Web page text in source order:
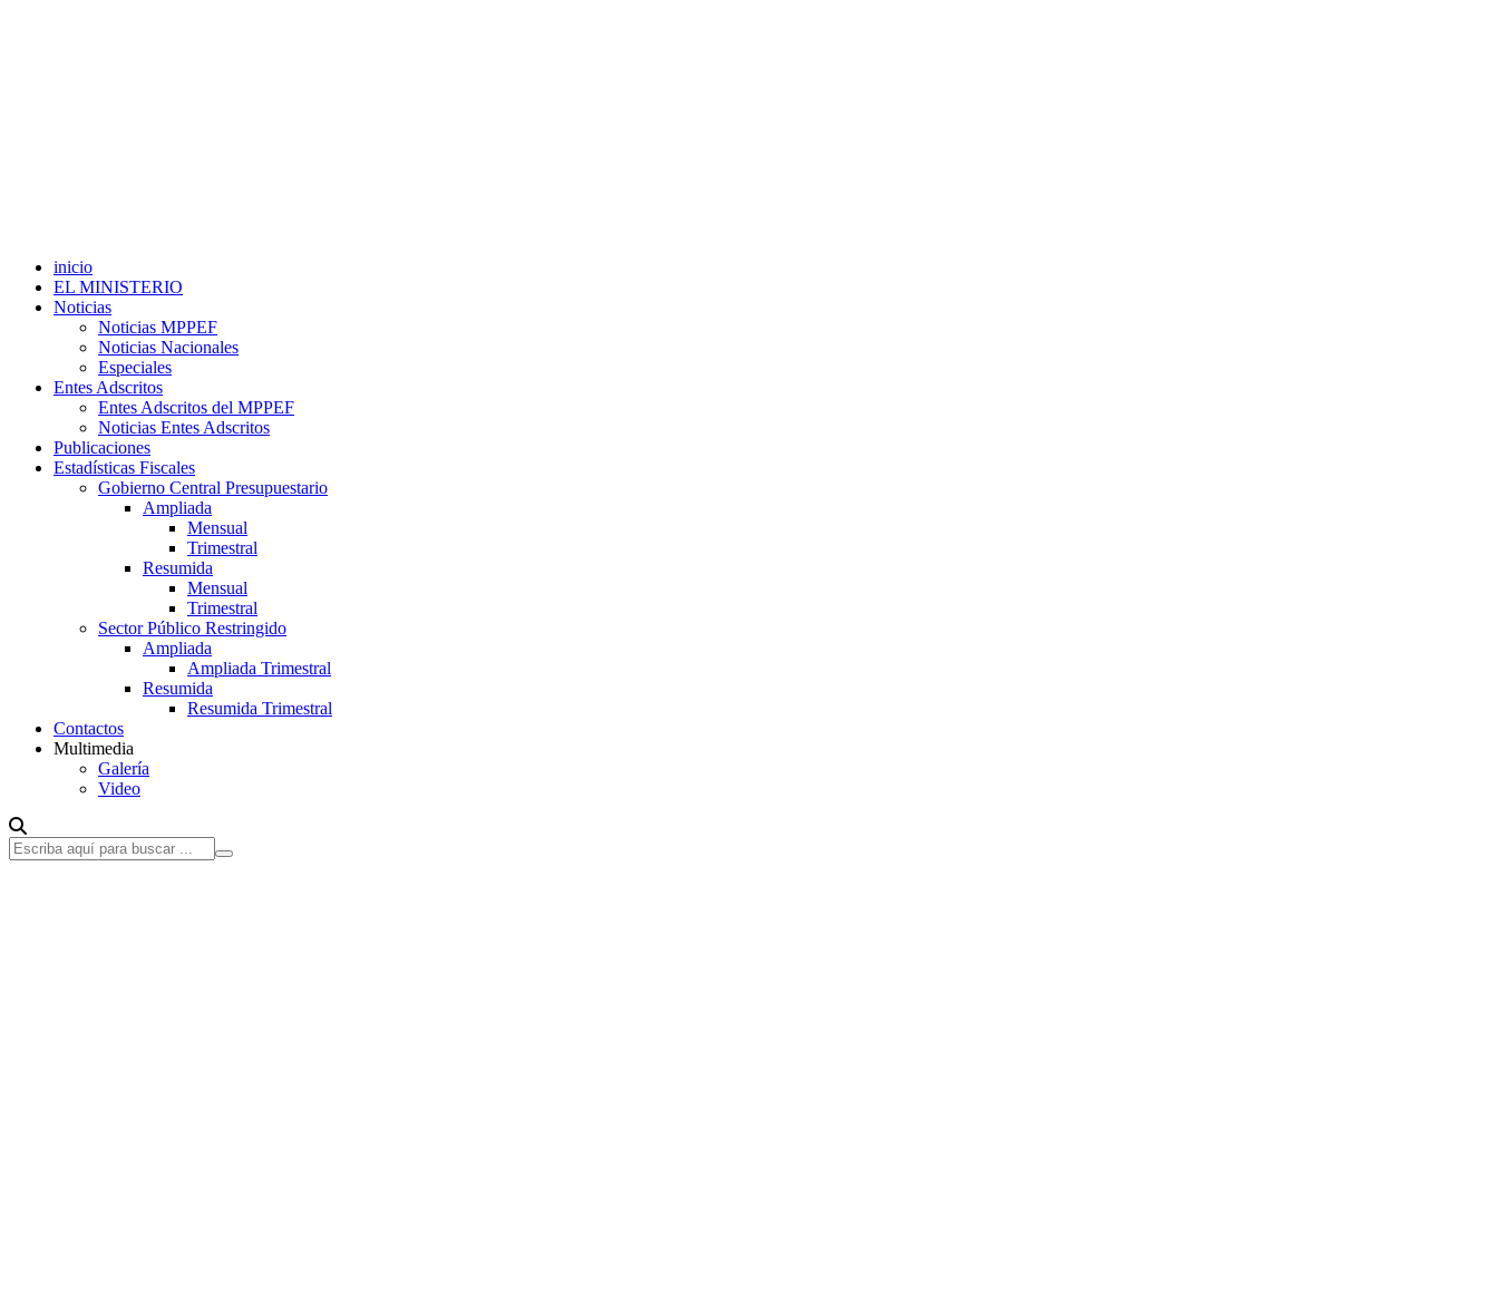
inicio
EL MINISTERIO
Noticias
Noticias MPPEF
Noticias Nacionales
Especiales
Entes Adscritos
Entes Adscritos del MPPEF
Noticias Entes Adscritos
Publicaciones
Estadísticas Fiscales
Gobierno Central Presupuestario
Ampliada
Mensual
Trimestral
Resumida
Mensual
Trimestral
Sector Público Restringido
Ampliada
Ampliada Trimestral
Resumida
Resumida Trimestral
Contactos
Multimedia
Galería
Video